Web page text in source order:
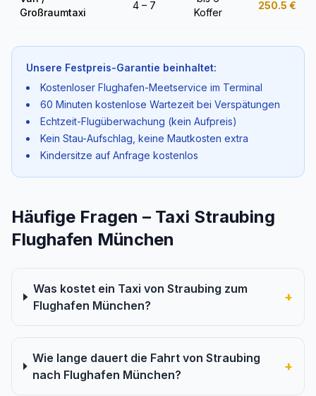
Großraumtaxi
4 – 7
Koffer
250.5 €
Unsere Festpreis-Garantie beinhaltet:
Kostenloser Flughafen-Meetservice im Terminal
60 Minuten kostenlose Wartezeit bei Verspätungen
Echtzeit-Flugüberwachung (kein Aufpreis)
Kein Stau-Aufschlag, keine Mautkosten extra
Kindersitze auf Anfrage kostenlos
Häufige Fragen – Taxi Straubing
Flughafen München
Was kostet ein Taxi von Straubing zum
Flughafen München?
+
Wie lange dauert die Fahrt von Straubing
nach Flughafen München?
+